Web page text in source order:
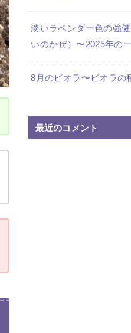
淡いラベンダー色の強
いのかぜ）〜2025年の
8月のビオラ〜ビオラの
最近のコメント